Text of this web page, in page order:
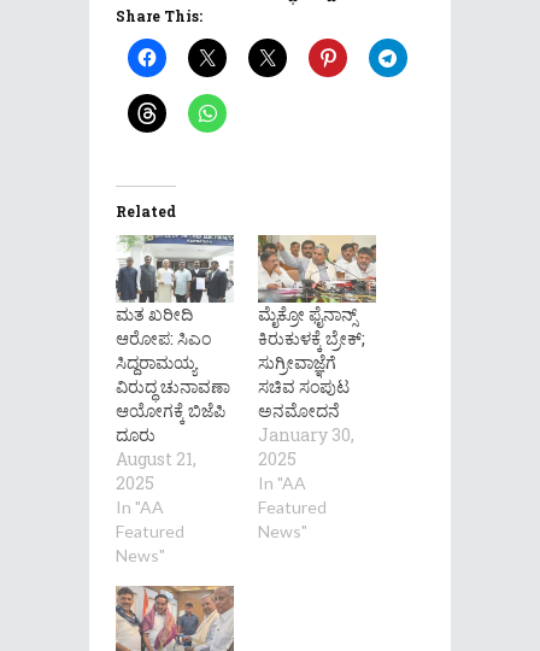
Share This:
Related
ಮತ ಖರೀದಿ
ಆರೋಪ: ಸಿಎಂ
ಸಿದ್ದರಾಮಯ್ಯ
ವಿರುದ್ಧ ಚುನಾವಣಾ
ಆಯೋಗಕ್ಕೆ ಬಿಜೆಪಿ
ದೂರು
August 21,
2025
In "AA
Featured
News"
ಮೈಕ್ರೋ ಫೈನಾನ್ಸ್
ಕಿರುಕುಳಕ್ಕೆ ಬ್ರೇಕ್;
ಸುಗ್ರೀವಾಜ್ಞೆಗೆ
ಸಚಿವ ಸಂಪುಟ
ಅನಮೋದನೆ
January 30,
2025
In "AA
Featured
News"